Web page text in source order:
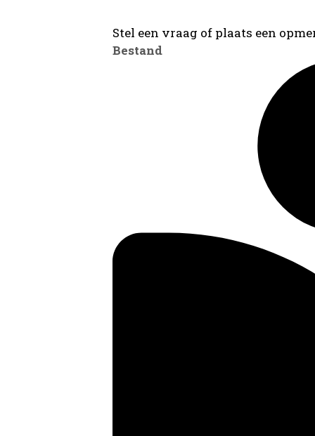
Stel een vraag of plaats een
Bestand